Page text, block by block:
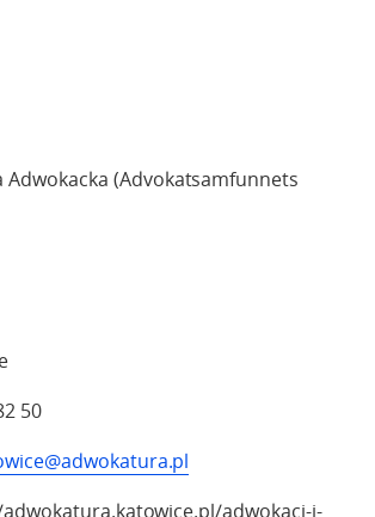
Adwokacka (Advokatsamfunnets
82 50
adwokaci-i-